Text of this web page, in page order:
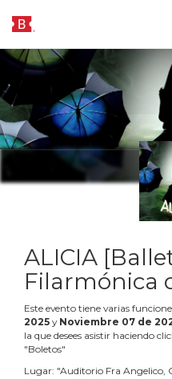
ALICIA
Filarmónica
Este evento tiene varias
2025 y Noviembre 07 de
la que desees asistir haciendo
"Boletos"
Lugar: "Auditorio Fra Angelico,